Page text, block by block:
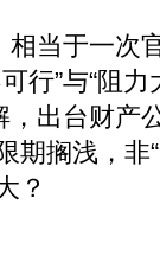
相当于一次
行”与“阻
出台财产
期搁浅，非
？